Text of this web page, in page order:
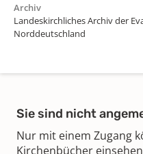
Archiv
Landeskirchliches Archiv der
Norddeutschland
Sie sind nicht
Nur mit einem Zugang
Kirchenbücher